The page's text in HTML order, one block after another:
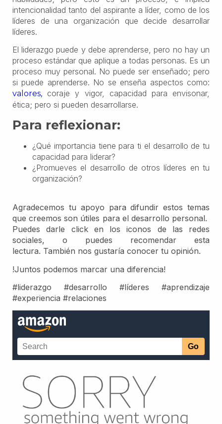
intencionalidad tanto del aspirante a líder, como de los
líderes de una organización que decide desarrollar
líderes.
El liderazgo puede y debe aprenderse, pero no hay un
proceso estándar que aplique a todas personas. Es un
proceso muy personal. No puede ser enseñado; pero
si puede aprenderse. No se enseña aspectos como:
valores, coraje y vigor, capacidad para envisonar,
ética; pero si pueden desarrollarse.
Para reflexionar:
¿Qué importancia tiene para ti el desarrollo de tu
capacidad para liderar?
¿Promueves el desarrollo de otros líderes en tu
organización?
Agradecemos tu apoyo para difundir estos temas
que creemos son útiles para el desarrollo personal.
Puedes darle click en los iconos de las redes
sociales, o puedes recomendar esta
lectura. También nos gustaría conocer tu opinión.
!Juntos podemos marcar una diferencia!
#liderazgo #desarrollo #líderes #aprendizaje
#experiencia #relaciones